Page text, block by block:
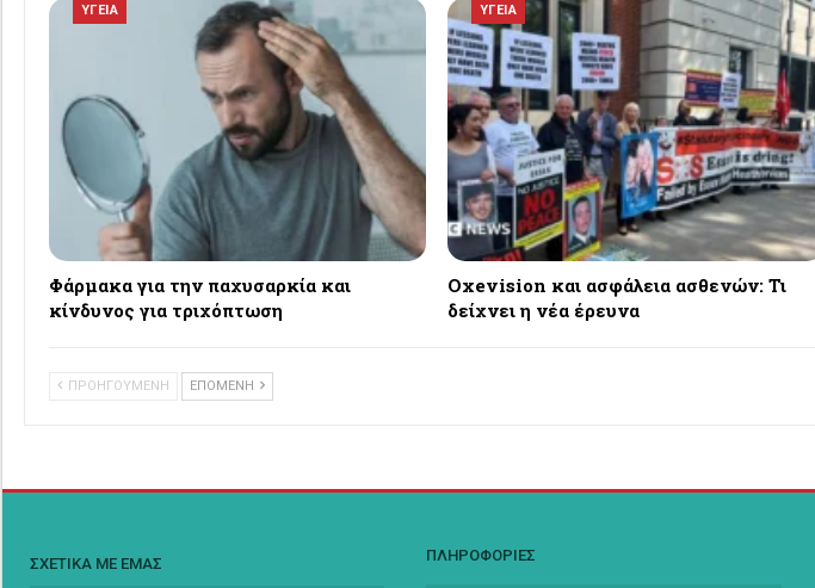
ΥΓΕΙΑ
Φάρμακα για την παχυσαρκία και
κίνδυνος για τριχόπτωση
ΥΓΕΙΑ
Oxevision και ασφάλεια ασθενών: Τι
δείχνει η νέα έρευνα
ΠΡΟΗΓΟΥΜΕΝΗ ΕΠΟΜΕΝΗ
ΣΧΕΤΙΚΑ ΜΕ ΕΜΑΣ ΠΛΗΡΟΦΟΡΙΕΣ